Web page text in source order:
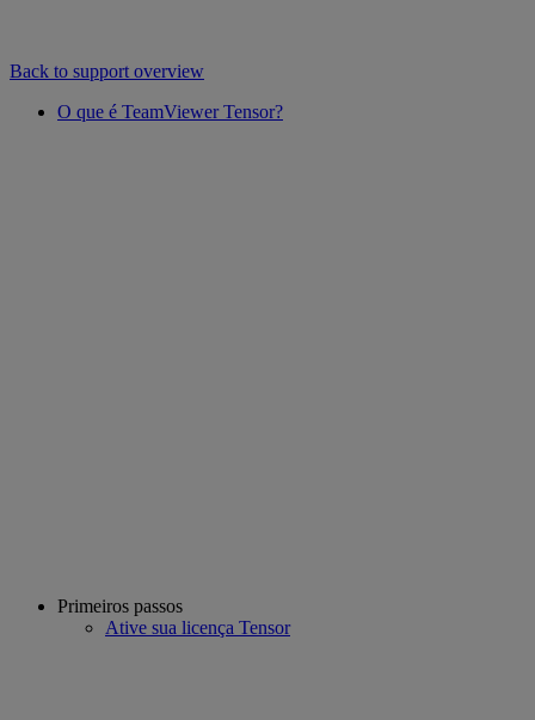
Back to support overview
O que é TeamViewer Tensor?
Primeiros passos
Ative sua licença Tensor